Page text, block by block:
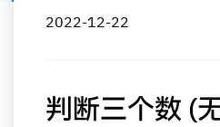
2022-12-22
判断三个数 (